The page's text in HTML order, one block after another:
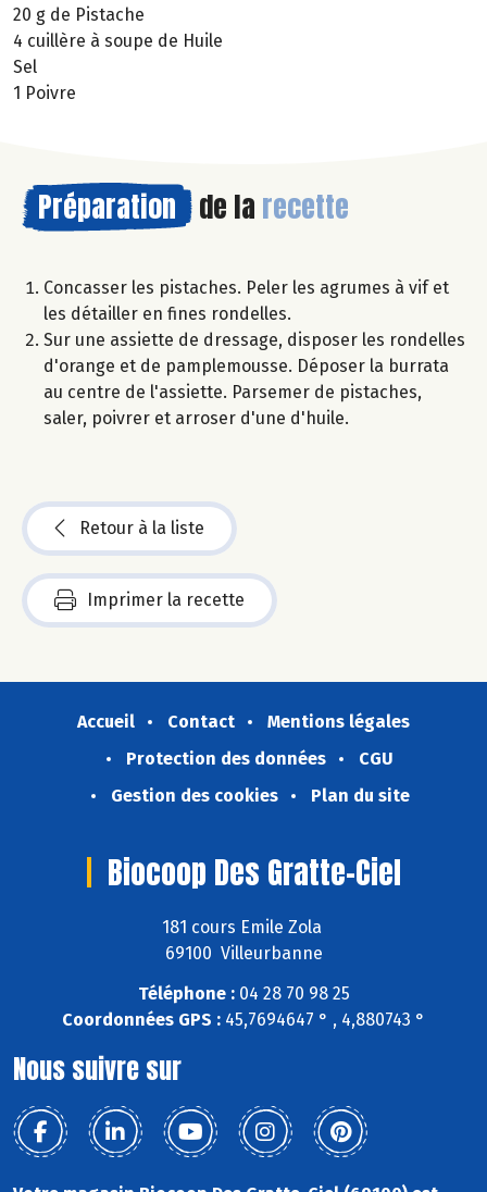
20 g de Pistache
4 cuillère à soupe de Huile
Sel
1 Poivre
Préparation de la recette
Concasser les pistaches. Peler les agrumes à vif et
les détailler en fines rondelles.
Sur une assiette de dressage, disposer les rondelles
d'orange et de pamplemousse. Déposer la burrata
au centre de l'assiette. Parsemer de pistaches,
saler, poivrer et arroser d'une d'huile.
Retour à la liste
Imprimer la recette
Accueil Contact
Mentions légales
Protection des données
CGU
Gestion des cookies
Plan du site
Biocoop Des Gratte-Ciel
181 cours Emile Zola
69100 Villeurbanne
Téléphone :04 28 70 98 25
Coordonnées GPS : 45,7694647 ° , 4,880743 °
Nous suivre sur